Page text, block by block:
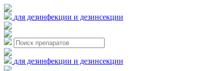
для дезинфекции и дезинсекции
для дезинфекции и дезинсекции